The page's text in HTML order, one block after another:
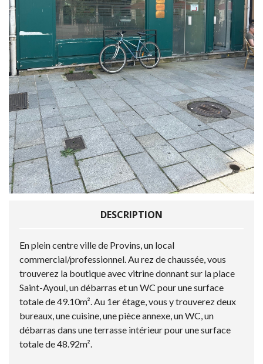
DESCRIPTION
En plein centre ville de Provins, un local
commercial/professionnel. Au rez de chaussée, vous
trouverez la boutique avec vitrine donnant sur la place
Saint-Ayoul, un débarras et un WC pour une surface
totale de 49.10m². Au 1er étage, vous y trouverez deux
bureaux, une cuisine, une pièce annexe, un WC, un
débarras dans une terrasse intérieur pour une surface
totale de 48.92m².